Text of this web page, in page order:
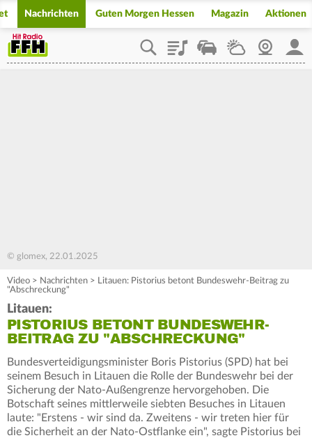
Nachrichten Guten Morgen Hessen Magazin Aktionen
PlaylistStaupilotWetterWebcam
© glomex, 22.01.2025
Video > Nachrichten > Litauen: Pistorius betont Bundeswehr-Beitrag zu
"Abschreckung"
Litauen:
PISTORIUS BETONT BUNDESWEHR-
BEITRAG ZU "ABSCHRECKUNG"
Bundesverteidigungsminister Boris Pistorius (SPD) hat bei
seinem Besuch in Litauen die Rolle der Bundeswehr bei der
Sicherung der Nato-Außengrenze hervorgehoben. Die
Botschaft seines mittlerweile siebten Besuches in Litauen
laute: "Erstens - wir sind da. Zweitens - wir treten hier für
die Sicherheit an der Nato-Ostflanke ein", sagte Pistorius bei